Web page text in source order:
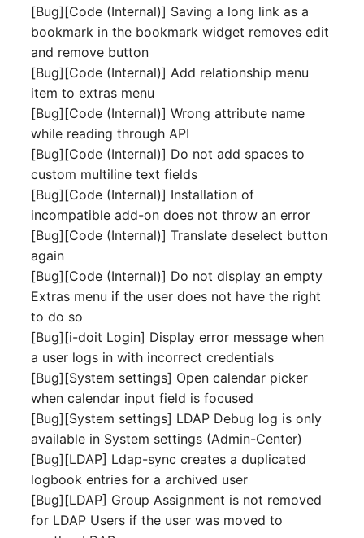
Freigabenzugriff
Gastsysteme
Gerät
Grafikkarte
Gruppenmitgliedschaft
Handbuchzuweisung
Hostadapter (HBA)
Installation
IP-Liste
Kabel
Karten
Kontaktzuweisung
Objektgruppe
Printbox
Raum
Remote Management
Controller
Replikationsobjekt
Router
SAN Zoning
Schrank
[Bug][Code (Internal)] Saving a long link as a
bookmark in the bookmark widget removes edit
and remove button
[Bug][Code (Internal)] Add relationship menu
item to extras menu
[Bug][Code (Internal)] Wrong attribute name
while reading through API
[Bug][Code (Internal)] Do not add spaces to
custom multiline text fields
[Bug][Code (Internal)] Installation of
incompatible add-on does not throw an error
[Bug][Code (Internal)] Translate deselect button
again
[Bug][Code (Internal)] Do not display an empty
Extras menu if the user does not have the right
to do so
[Bug][i-doit Login] Display error message when
a user logs in with incorrect credentials
[Bug][System settings] Open calendar picker
when calendar input field is focused
[Bug][System settings] LDAP Debug log is only
available in System settings (Admin-Center)
[Bug][LDAP] Ldap-sync creates a duplicated
logbook entries for a archived user
[Bug][LDAP] Group Assignment is not removed
for LDAP Users if the user was moved to